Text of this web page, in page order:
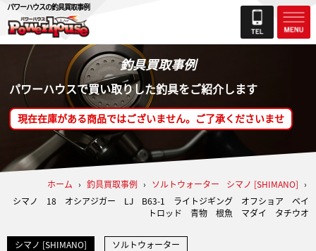
パワーハウスの釣具買取事例
釣具買取事例
パワーハウスで買い取りした釣具をご紹介します
現在在庫がある商品ではございません。ご了承くださいませ
ホーム › 釣具買取事例 › ソルトウォーター シマノ [SHIMANO] ›
シマノ 18 オシアジガー LJ B63-1 ライトジギング オフショア ベイ
トロッド 青物 根魚 マダイ タチウオ
シマノ [SHIMANO] ソルトウォーター